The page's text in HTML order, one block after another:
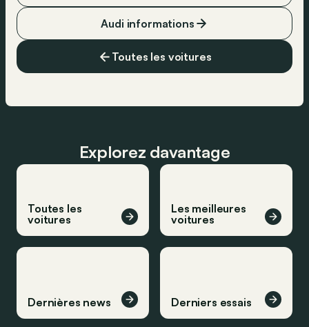
Toutes les voitures
Audi informations
Explorez davantage
Toutes les
voitures
Les meilleures
voitures
Dernières news Derniers essais